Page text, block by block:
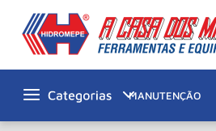
MANUTENÇÃO